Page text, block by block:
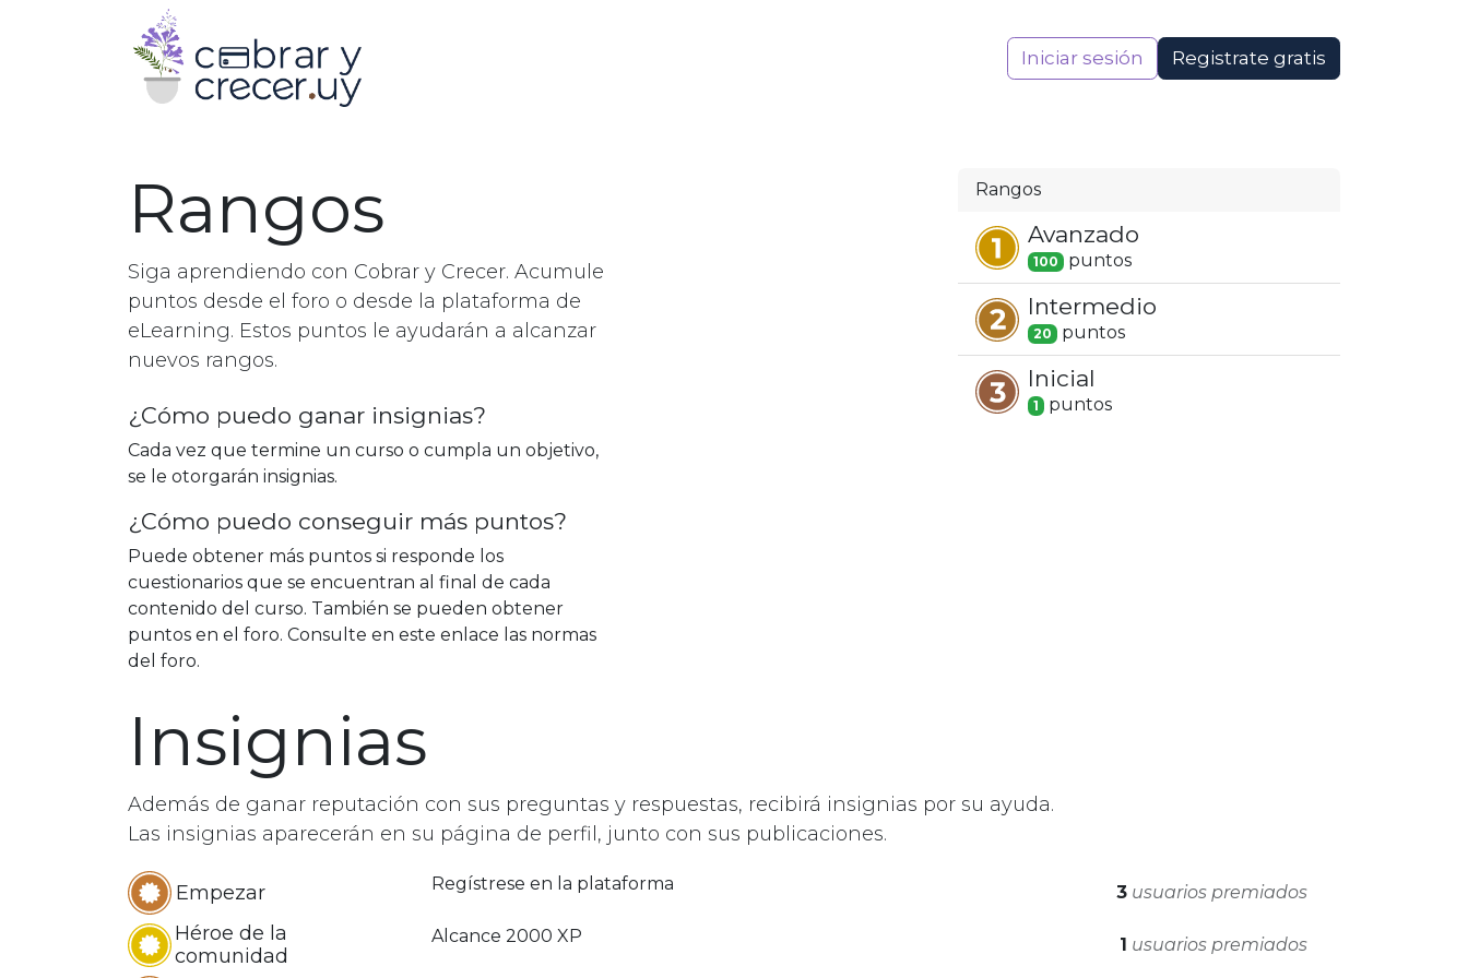
Iniciar sesión Registrate gratis
Rangos
Siga aprendiendo con Cobrar y Crecer. Acumule
puntos desde el foro o desde la plataforma de
eLearning. Estos puntos le ayudarán a alcanzar
nuevos rangos.
¿Cómo puedo ganar insignias?
Cada vez que termine un curso o cumpla un objetivo,
se le otorgarán insignias.
¿Cómo puedo conseguir más puntos?
Puede obtener más puntos si responde los
cuestionarios que se encuentran al final de cada
contenido del curso. También se pueden obtener
puntos en el foro. Consulte en este enlace las normas
del foro.
Rangos
Avanzado
100 puntos
Intermedio
20 puntos
Inicial
1 puntos
Insignias
Además de ganar reputación con sus preguntas y respuestas, recibirá insignias por su ayuda.
Las insignias aparecerán en su página de perfil, junto con sus publicaciones.
Empezar Regístrese en la plataforma 3 usuarios premiados
Héroe de la
comunidad
Alcance 2000 XP 1 usuarios premiados